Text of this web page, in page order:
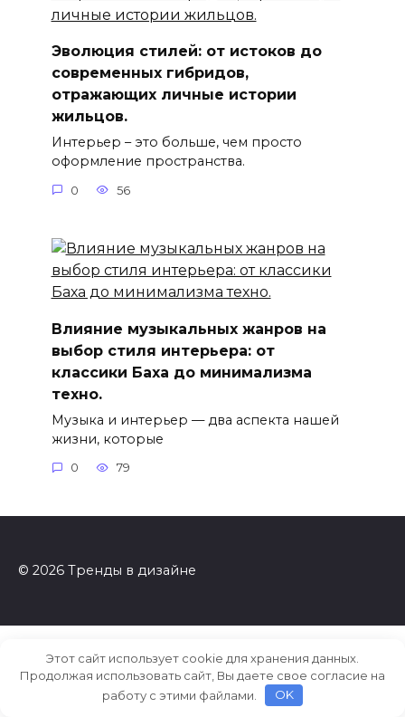
Эволюция стилей: от истоков до
современных гибридов,
отражающих личные истории
жильцов.
Интерьер – это больше, чем просто
оформление пространства.
0 56
Влияние музыкальных жанров на
выбор стиля интерьера: от
классики Баха до минимализма
техно.
Музыка и интерьер — два аспекта нашей
жизни, которые
0 79
© 2026 Тренды в дизайне
Этот сайт использует cookie для хранения данных.
Продолжая использовать сайт, Вы даете свое согласие на
работу с этими файлами.
OK